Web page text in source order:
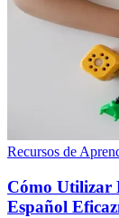
Recursos de
Cómo Utilizar
Español